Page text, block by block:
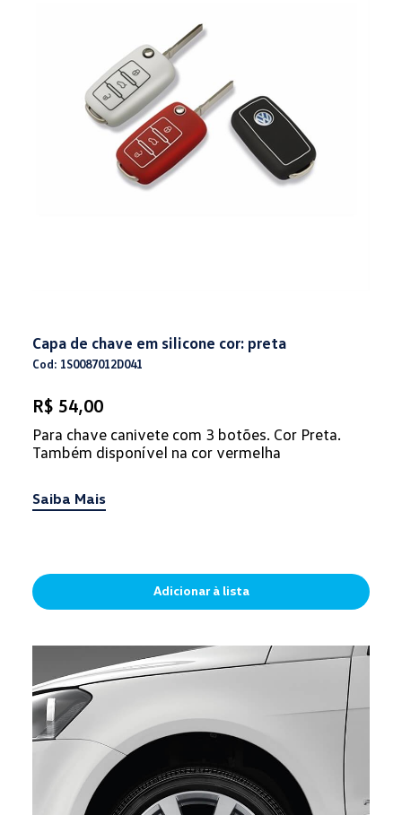
Capa de chave em silicone cor: preta
Cod: 1S0087012D041
R$ 54,00
Para chave canivete com 3 botões. Cor Preta.
Também disponível na cor vermelha
Saiba Mais
Adicionar à lista